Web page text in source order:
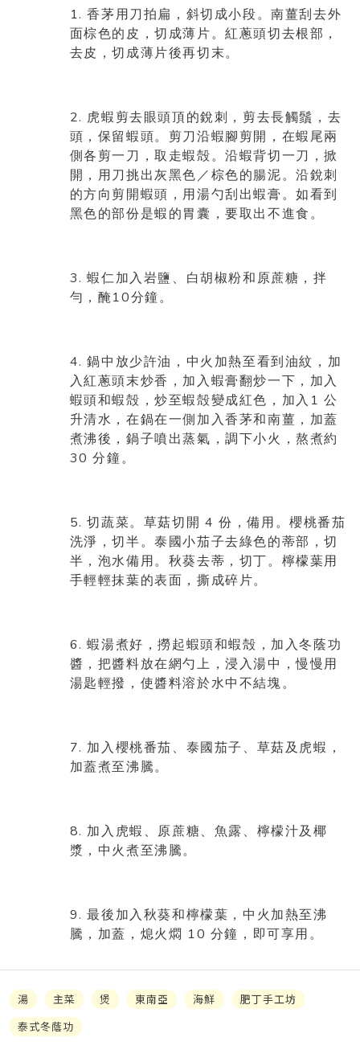
1.香茅用刀拍扁，斜切成小段。南薑刮去外
面棕色的皮，切成薄片。紅蔥頭切去根部，
去皮，切成薄片後再切末。
2. 虎蝦剪去眼頭頂的銳刺，剪去長觸鬚，去
頭，保留蝦頭。剪刀沿蝦腳剪開，在蝦尾兩
側各剪一刀，取走蝦殻。沿蝦背切一刀，掀
開，用刀挑出灰黑色／棕色的腸泥。沿銳刺
的方向剪開蝦頭，用湯勺刮出蝦膏。如看到
黑色的部份是蝦的胃囊，要取出不進食。
3.蝦仁加入岩鹽、白胡椒粉和原蔗糖，拌
勻，醃 10分鐘。
4.鍋中放少許油，中火加熱至看到油紋，加
入紅蔥頭末炒香，加入蝦膏翻炒一下，加入
蝦頭和蝦殻，炒至蝦殻變成紅色，加入 1公
升清水，在鍋在一側加入香茅和南薑，加蓋
煮沸後，鍋子噴出蒸氣，調下小火，熬煮約
30分鐘。
5.切蔬菜。草菇切開 4份，備用。櫻桃番茄
洗淨，切半。泰國小茄子去綠色的蒂部，切
半，泡水備用。秋葵去蒂，切丁。檸檬葉用
手輕輕抹葉的表面，撕成碎片。
6.蝦湯煮好，撈起蝦頭和蝦殻，加入冬蔭功
醬，把醬料放在網勺上，浸入湯中，慢慢用
湯匙輕撥，使醬料溶於水中不結塊。
7.加入櫻桃番茄、泰國茄子、草菇及虎蝦，
加蓋煮至沸騰。
8.加入虎蝦、原蔗糖、魚露、檸檬汁及椰
漿，中火煮至沸騰。
9.最後加入秋葵和檸檬葉，中火加熱至沸
騰，加蓋，熄火燜
10 分鐘，即可享用。
湯 主菜 煲 東南亞 海鮮
肥丁手工坊
泰式冬蔭功